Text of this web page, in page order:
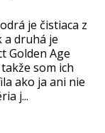
je čistiaca z
a druhá je
Golden Age
som ich
ako ja ani nie
j...